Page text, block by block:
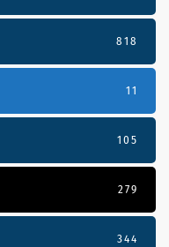
818
11
105
279
344